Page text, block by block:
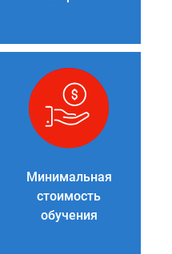
Минимальная
стоимость
обучения